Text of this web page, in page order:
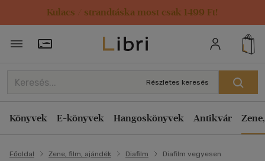
Kulacs / strandtáska most csak 1499 Ft!
Törzsvásárlói Kártya adatai
Részletes keresés
Könyvek E-könyvek Hangoskönyvek Antikvár
Főoldal Zene, film, ajándék Diafilm Diafilm vegyesen